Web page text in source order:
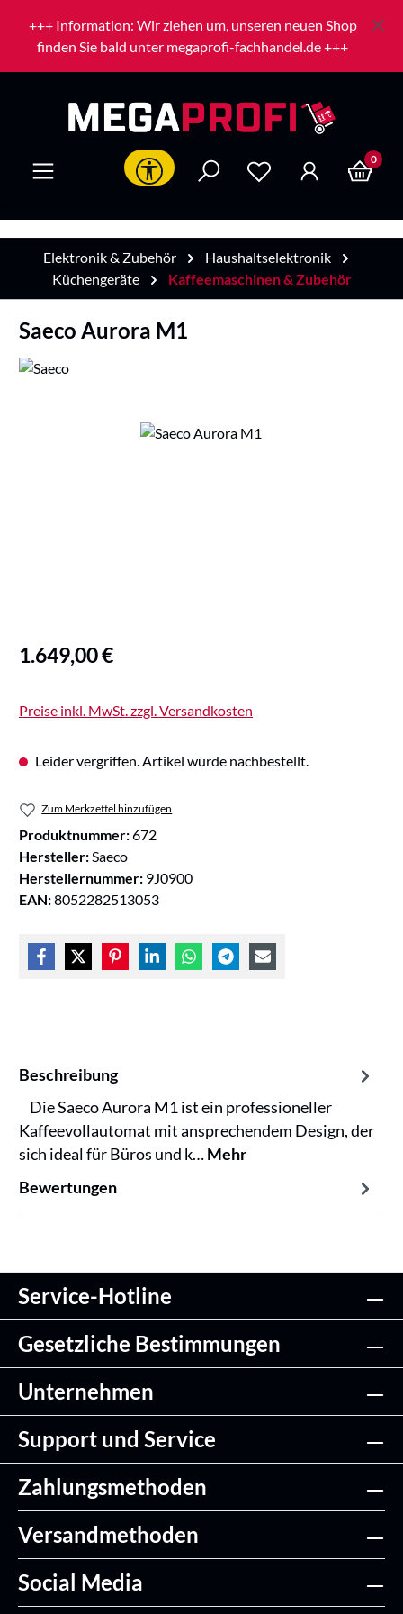
Zum Hauptinhalt springen
+++ Information: Wir ziehen um, unseren neuen Shop
finden Sie bald unter megaprofi-fachhandel.de +++
Werkzeugleiste anzeigen 0
Elektronik & Zubehör
Haushaltselektronik
Küchengeräte
Kaffeemaschinen & Zubehör
Saeco Aurora M1
Bildergalerie überspringen
Regulärer Preis:
1.649,00 €
Preise inkl. MwSt. zzgl. Versandkosten
Leider vergriffen. Artikel wurde nachbestellt.
Zum Merkzettel hinzufügen
Produktnummer:672
Hersteller: Saeco
Herstellernummer: 9J0900
EAN:8052282513053
Beschreibung
Die Saeco Aurora M1 ist ein professioneller
Kaffeevollautomat mit ansprechendem Design, der
sich ideal für Büros und k…Mehr
Bewertungen
Service-Hotline
Gesetzliche Bestimmungen
Unternehmen
Support und Service
Zahlungsmethoden
Versandmethoden
Social Media